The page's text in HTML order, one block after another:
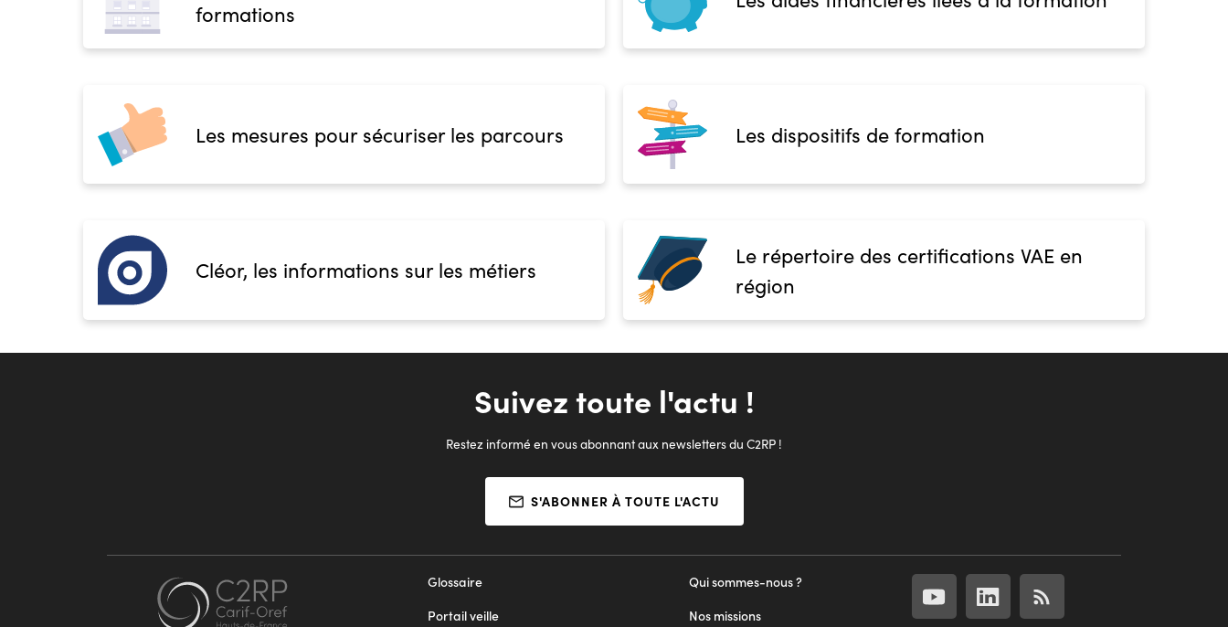
formations
Les mesures pour sécuriser les parcours Les dispositifs de formation
Cléor, les informations sur les métiers
Le répertoire des certifications VAE en
région
Suivez toute l'actu !
Restez informé en vous abonnant aux newsletters du C2RP !
S'ABONNER À TOUTE L'ACTU
Qui sommes-nous ?
Nos missions
Glossaire
Portail veille